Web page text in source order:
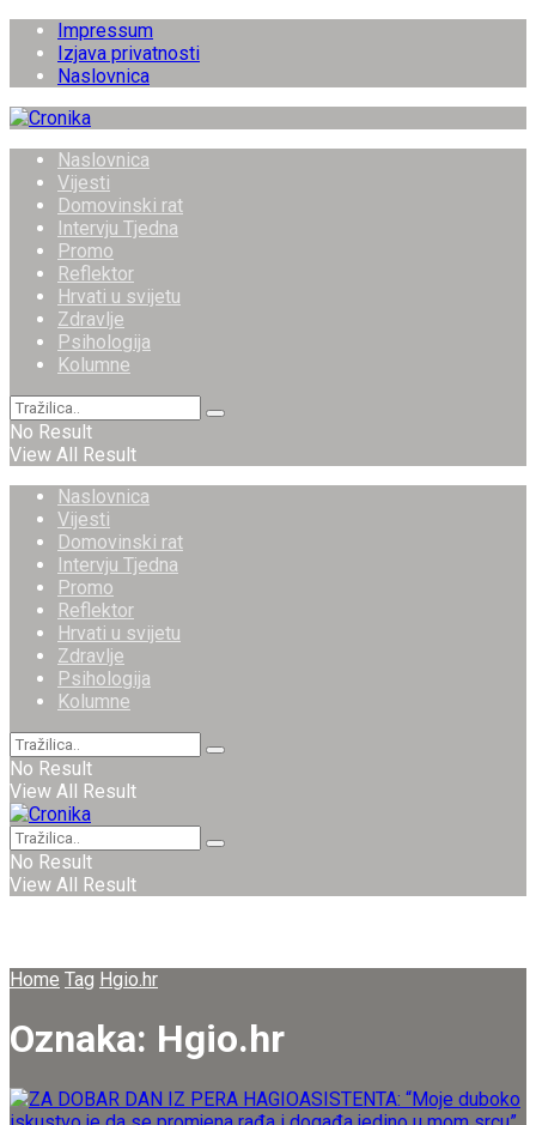
Impressum
Izjava privatnosti
Naslovnica
Naslovnica
Vijesti
Domovinski rat
Intervju Tjedna
Promo
Reflektor
Hrvati u svijetu
Zdravlje
Psihologija
Kolumne
No Result
View All Result
Naslovnica
Vijesti
Domovinski rat
Intervju Tjedna
Promo
Reflektor
Hrvati u svijetu
Zdravlje
Psihologija
Kolumne
No Result
View All Result
No Result
View All Result
Home Tag Hgio.hr
Oznaka: Hgio.hr